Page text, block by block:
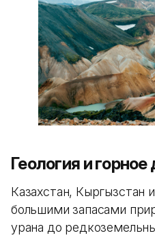
Геология и горное
Казахстан, Кыргызстан
большими запасами
урана до